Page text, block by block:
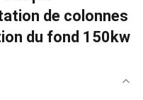
de colonnes
du fond 150kw